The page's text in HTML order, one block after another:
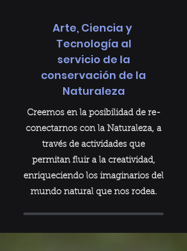
Arte, Ciencia y
Tecnología al
servicio de la
conservación de la
Naturaleza
Creemos en la posibilidad de re-
conectarnos con la Naturaleza, a
través de actividades que
permitan fluir a la creatividad,
enriqueciendo los imaginarios del
mundo natural que nos rodea.